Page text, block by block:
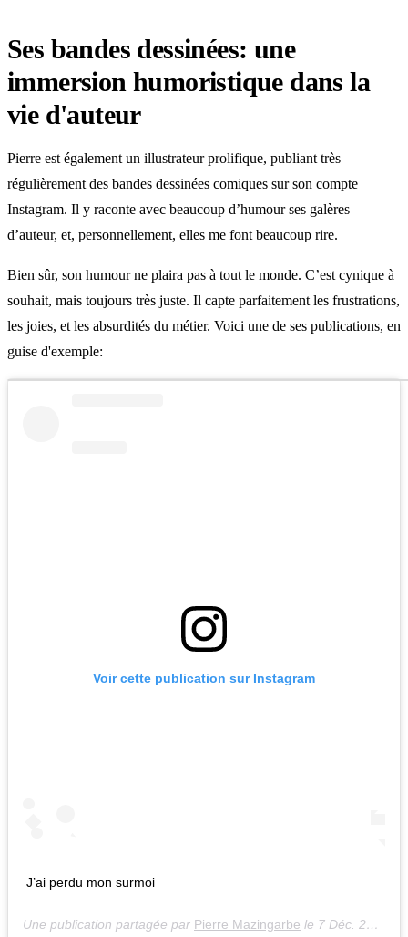
Ses bandes dessinées: une
immersion humoristique dans la
vie d'auteur
Pierre est également un illustrateur prolifique, publiant très
régulièrement des bandes dessinées comiques sur son compte
Instagram. Il y raconte avec beaucoup d’humour ses galères
d’auteur, et, personnellement, elles me font beaucoup rire.
Bien sûr, son humour ne plaira pas à tout le monde. C’est cynique à
souhait, mais toujours très juste. Il capte parfaitement les frustrations,
les joies, et les absurdités du métier. Voici une de ses publications, en
guise d'exemple:
Voir cette publication sur Instagram
J’ai perdu mon surmoi
Une publication partagée par Pierre Mazingarbe le 7 Déc. 2019 à 8 :58 PST